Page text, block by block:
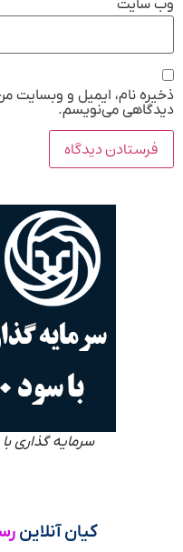
وب‌ سایت
ذخیره نام، ایمیل و وبسایت
دیدگاهی می‌نویسم.
سرمایه گذاری با سود 40%
کیان آنلاین